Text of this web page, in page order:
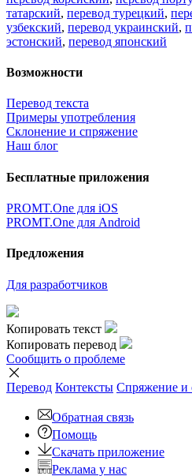
татарский, перевод турецкий,
узбекский, перевод украинский,
эстонский, перевод японский
Возможности
Перевод текста
Примеры употребления
Склонение и спряжение
Наш блог
Бесплатные приложения
PROMT.One для iOS
PROMT.One для Android
Предложения
Для разработчиков
Копировать текст
Копировать перевод
Сообщить о проблеме
Перевод Контексты Спряжение и
Обратная связь
Помощь
Скачать приложение
Реклама у нас